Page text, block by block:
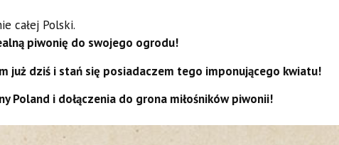
całej Polski.
piwonię do swojego ogrodu!
już dziś i stań się posiadaczem tego imponującego kwiatu!
Poland i dołączenia do grona miłośników piwonii!